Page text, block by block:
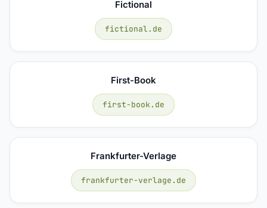
Fictional
fictional.de
First-Book
first-book.de
Frankfurter-Verlage
frankfurter-verlage.de